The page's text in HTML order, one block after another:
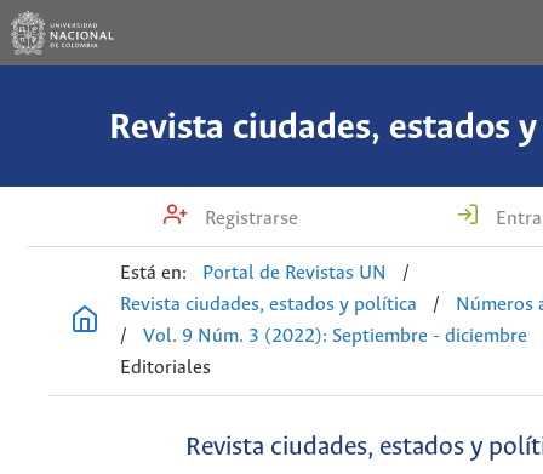
Revista ciudades, estados
Registrarse
Está en: Portal de Revistas UN
/
Revista ciudades, estados y política
/
Números
/
Vol. 9 Núm. 3 (2022): Septiembre - diciembre
Editoriales
Revista ciudades, estados y